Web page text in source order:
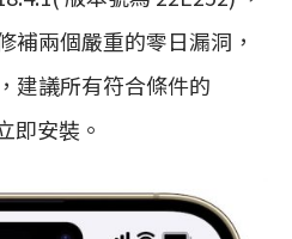
補兩個嚴重的零日漏洞，
建議所有符合條件的
即安裝。